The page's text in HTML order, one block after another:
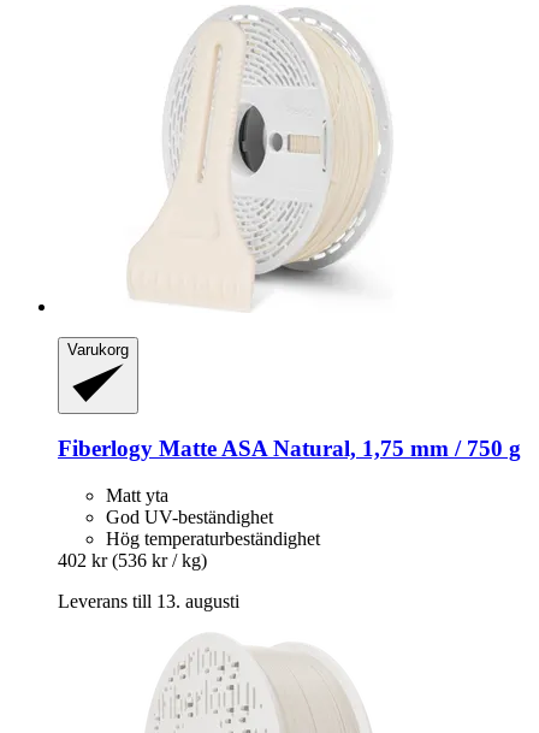
Varukorg
Fiberlogy Matte ASA Natural, 1,75 mm / 750 g
Matt yta
God UV-beständighet
Hög temperaturbeständighet
402 kr (536 kr / kg)
Leverans till 13. augusti